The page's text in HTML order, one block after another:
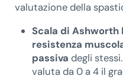
valutazione della
Scala di
resistenza
passiva degli
valuta da 0 a 4 il